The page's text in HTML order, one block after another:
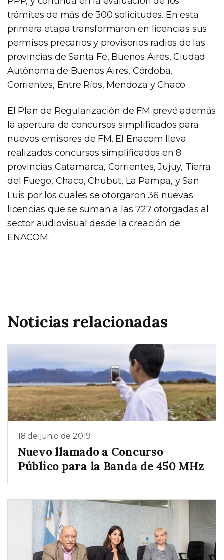
trámites de más de 300 solicitudes. En esta
primera etapa transformaron en licencias sus
permisos precarios y provisorios radios de las
provincias de Santa Fe, Buenos Aires, Ciudad
Autónoma de Buenos Aires, Córdoba,
Corrientes, Entre Ríos, Mendoza y Chaco.
El Plan de Regularización de FM prevé además
la apertura de concursos simplificados para
nuevos emisores de FM. El Enacom lleva
realizados concursos simplificados en 8
provincias Catamarca, Corrientes, Jujuy, Tierra
del Fuego, Chaco, Chubut, La Pampa, y San
Luis por los cuales se otorgaron 36 nuevas
licencias que se suman a las 727 otorgadas al
sector audiovisual desde la creación de
ENACOM.
Noticias relacionadas
18 de junio de 2019
Nuevo llamado a Concurso
Público para la Banda de 450 MHz